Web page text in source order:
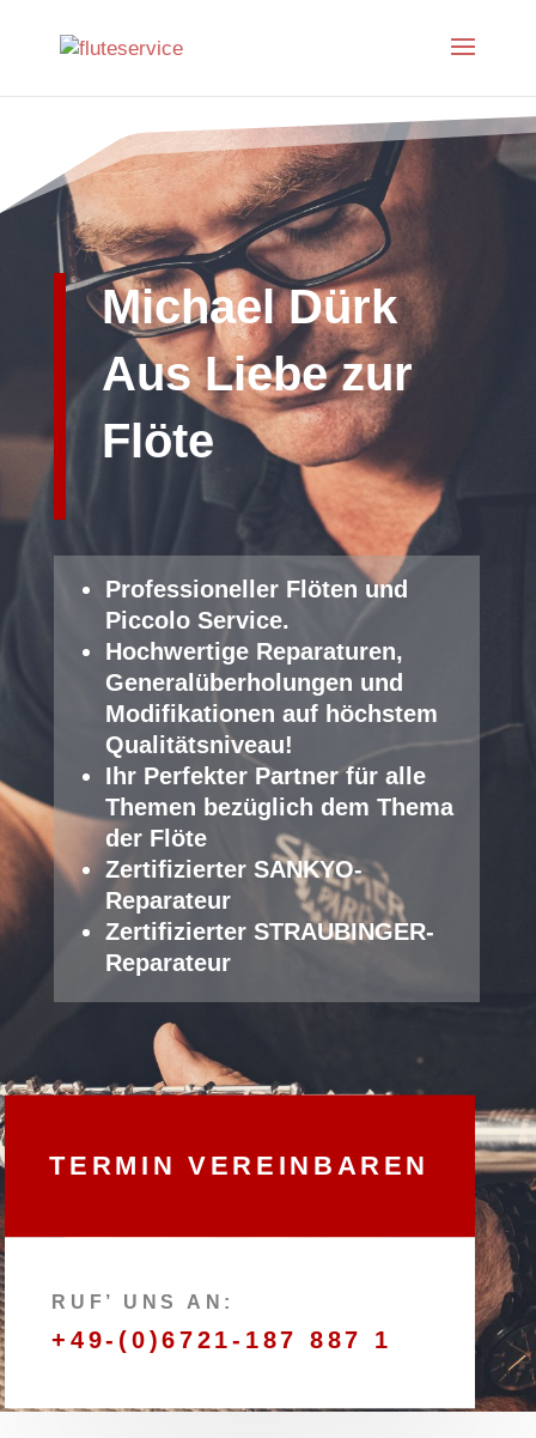
Michael Dürk
Aus Liebe zur
Flöte
Professioneller Fl öten und
Piccolo Service.
Hochwertige Reparaturen,
Generalüberholungen und
Modifikationen auf höchstem
Qualitätsniveau!
Ihr Perfekter Partner für alle
Themen bezüglich dem Thema
der Flöte
Zertifizierter SANKYO-
Reparateur
Zertifizierter STRAUBINGER-
Reparateur
TERMIN VEREINBAREN
RUF’ UNS AN:
+49-(0)6721-187 887 1